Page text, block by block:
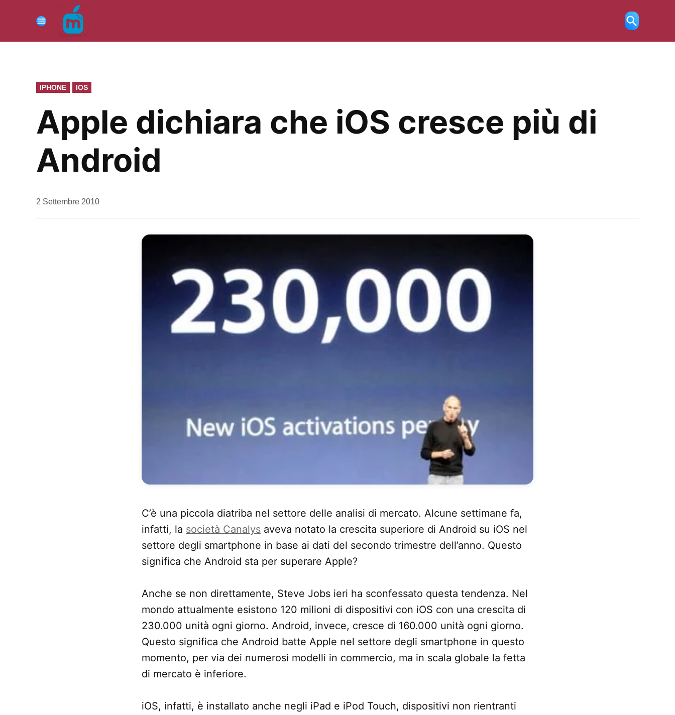
contenuto
Menu
Ricerca
aperta
PUBBLICATO
IN
IPHONE IOS
Apple dichiara che iOS cresce più di
Android
da
2 Settembre 2010
C’è una piccola diatriba nel settore delle analisi di mercato. Alcune settimane fa,
infatti, la società Canalys aveva notato la crescita superiore di Android su iOS nel
settore degli smartphone in base ai dati del secondo trimestre dell’anno. Questo
significa che Android sta per superare Apple?
Anche se non direttamente, Steve Jobs ieri ha sconfessato questa tendenza. Nel
mondo attualmente esistono 120 milioni di dispositivi con iOS con una crescita di
230.000 unità ogni giorno. Android, invece, cresce di 160.000 unità ogni giorno.
Questo significa che Android batte Apple nel settore degli smartphone in questo
momento, per via dei numerosi modelli in commercio, ma in scala globale la fetta
di mercato è inferiore.
iOS, infatti, è installato anche negli iPad e iPod Touch, dispositivi non rientranti